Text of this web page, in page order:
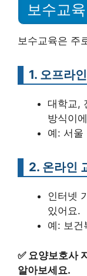
보수교
보수교육은 주
1. 오프라
대학교,
방식이
예: 서울
2. 온라인
인터넷
있어요.
예: 보건
✅ 요양보호사
알아보세요.